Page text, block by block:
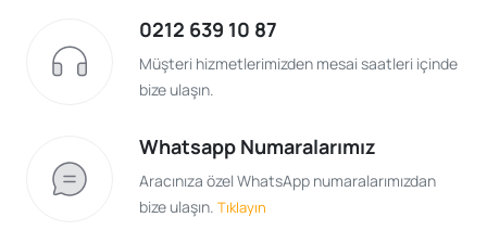
0212 639 10 87
Müşteri hizmetlerimizden mesai saatleri içinde
bize ulaşın.
Whatsapp Numaralarımız
Aracınıza özel WhatsApp numaralarımızdan
bize ulaşın. Tıklayın